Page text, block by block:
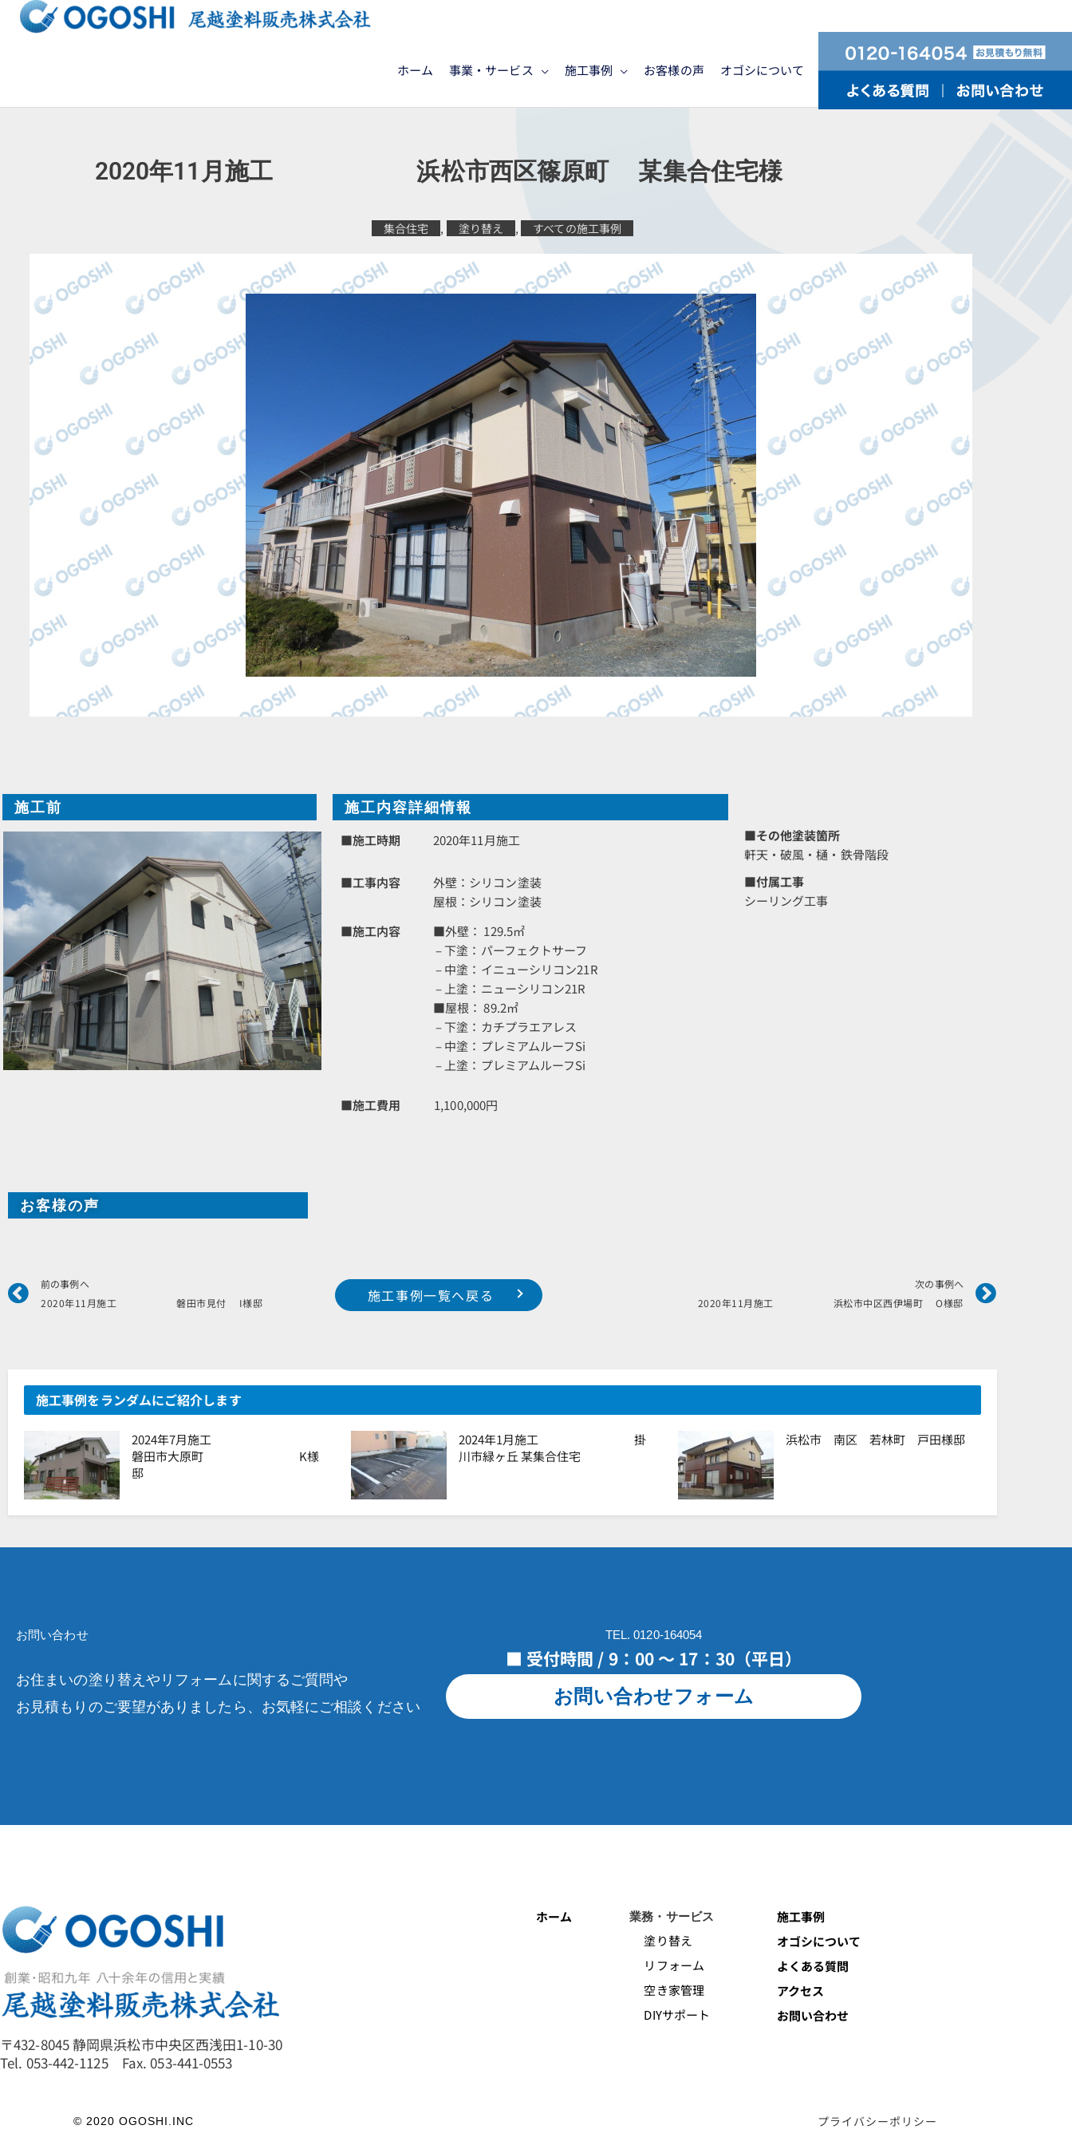
ッ
ホーム 事業・サービス 施工事例 お客様の声 オゴシについて
2020年11月施工 浜松市西区篠原町 某集合住宅様
集合住宅 , 塗り替え , すべての施工事例
施工前
施工内容詳細情報
■施工時期
2020年11月施工
■工事内容
外壁：シリコン塗装
屋根：シリコン塗装
■施工内容
■外壁： 129.5㎡
– 下塗：パーフェクトサーフ
– 中塗：イニューシリコン21R
– 上塗：ニューシリコン21R
■屋根： 89.2㎡
– 下塗：カチプラエアレス
– 中塗：プレミアムルーフSi
– 上塗：プレミアムルーフSi
■施工費用 1,100,000円
■その他塗装箇所
軒天・破風・樋・鉄骨階段
■付属工事
シーリング工事
お客様の声
Prev
前の事例へ
2020年11月施工 磐田市見付 I様邸
次の事例へ
2020年11月施工 浜松市中区西伊場町 O様邸
Next
施工事例一覧へ戻る
施工事例をランダムにご紹介します
2024年7月施工
磐田市大原町 K様
邸
2024年1月施工 掛
川市緑ヶ丘 某集合住宅
浜松市 南区 若林町 戸田様邸
お問い合わせ
お住まいの塗り替えやリフォームに関するご質問や
お見積もりのご要望がありましたら、お気軽にご相談ください
TEL. 0120-164054
■ 受付時間 / 9：00 ～ 17：30（平日）
お問い合わせフォーム
〒432-8045 静岡県浜松市中央区西浅田1-10-30
Tel. 053-442-1125 Fax. 053-441-0553
ホーム 業務・サービス
塗り替え
リフォーム
空き家管理
DIYサポート
施工事例
オゴシについて
よくある質問
アクセス
お問い合わせ
© 2020 OGOSHI.INC プライバシーポリシー